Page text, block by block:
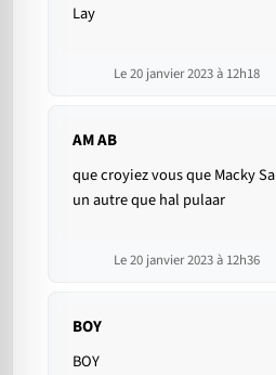
Lay
Le 20 janvier 2023 à 12h18
AM AB
que croyiez vous que Macky
un autre que hal pulaar
Le 20 janvier 2023 à 12h36
BOY
BOY